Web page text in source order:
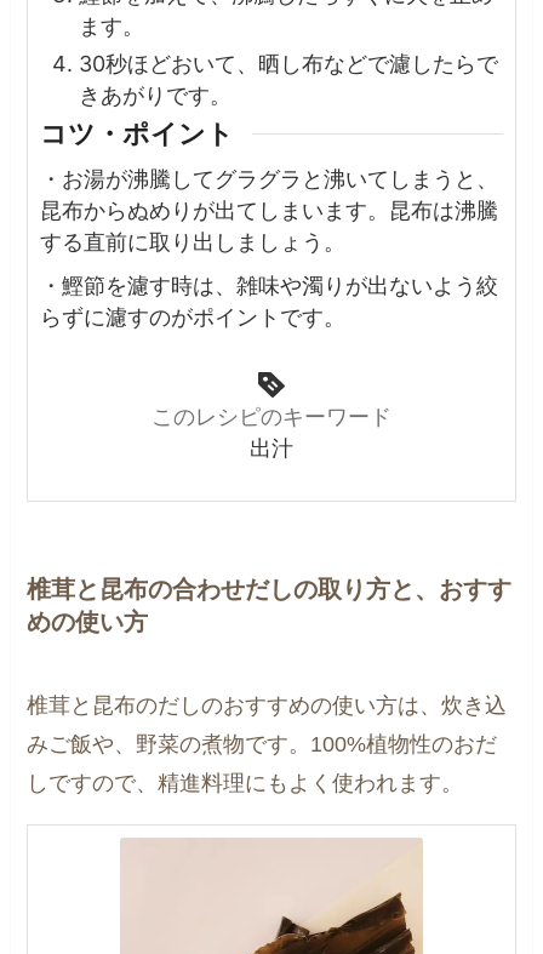
ます。
30秒ほどおいて、晒し布などで濾したらで
きあがりです。
コツ・ポイント
・お湯が沸騰してグラグラと沸いてしまうと、
昆布からぬめりが出てしまいます。昆布は沸騰
する直前に取り出しましょう。
・鰹節を濾す時は、雑味や濁りが出ないよう絞
らずに濾すのがポイントです。
このレシピのキーワード
出汁
椎茸と昆布の合わせだしの取り方と、おすす
めの使い方
椎茸と昆布のだしのおすすめの使い方は、炊き込
みご飯や、野菜の煮物です。100%植物性のおだ
しですので、精進料理にもよく使われます。